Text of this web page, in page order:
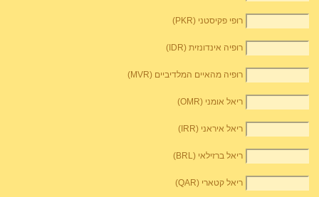
רופי פקיסטני (PKR)
רופיה אינדונזית (IDR)
רופיה מהאיים המלדיביים (MVR)
ריאל אומני (OMR)
ריאל איראני (IRR)
ריאל ברזילאי (BRL)
ריאל קטארי (QAR)